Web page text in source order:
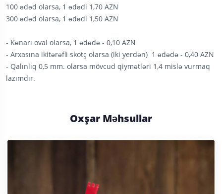
100 ədəd olarsa, 1 ədədi 1,70 AZN
300 ədəd olarsa, 1 ədədi 1,50 AZN
- Kənarı oval olarsa, 1 ədədə - 0,10 AZN
- Arxasına ikitərəfli skotç olarsa (iki yerdən) 1 ədədə - 0,40 AZN
- Qalınlıq 0,5 mm. olarsa mövcud qiymətləri 1,4 mislə vurmaq
lazımdır.
Oxşar Məhsullar